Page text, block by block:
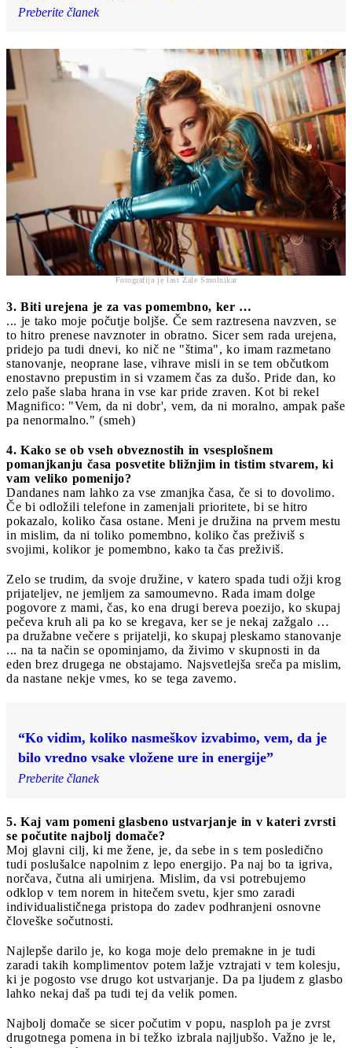
Preberite članek
Fotografija je last Zale Smolnikar
3. Biti urejena je za vas pomembno, ker …
... je tako moje počutje boljše. Če sem raztresena navzven, se
to hitro prenese navznoter in obratno. Sicer sem rada urejena,
pridejo pa tudi dnevi, ko nič ne "štima", ko imam razmetano
stanovanje, neoprane lase, vihrave misli in se tem občutkom
enostavno prepustim in si vzamem čas za dušo. Pride dan, ko
zelo paše slaba hrana in vse kar pride zraven. Kot bi rekel
Magnifico: "Vem, da ni dobr', vem, da ni moralno, ampak paše
pa nenormalno." (smeh)
4. Kako se ob vseh obveznostih in vsesplošnem
pomanjkanju časa posvetite bližnjim in tistim stvarem, ki
vam veliko pomenijo?
Dandanes nam lahko za vse zmanjka časa, če si to dovolimo.
Če bi odložili telefone in zamenjali prioritete, bi se hitro
pokazalo, koliko časa ostane. Meni je družina na prvem mestu
in mislim, da ni toliko pomembno, koliko čas preživiš s
svojimi, kolikor je pomembno, kako ta čas preživiš.
Zelo se trudim, da svoje družine, v katero spada tudi ožji krog
prijateljev, ne jemljem za samoumevno. Rada imam dolge
pogovore z mami, čas, ko ena drugi bereva poezijo, ko skupaj
pečeva kruh ali pa ko se kregava, ker se je nekaj zažgalo …
pa družabne večere s prijatelji, ko skupaj pleskamo stanovanje
... na ta način se opominjamo, da živimo v skupnosti in da
eden brez drugega ne obstajamo. Najsvetlejša sreča pa mislim,
da nastane nekje vmes, ko se tega zavemo.
“Ko vidim, koliko nasmeškov izvabimo, vem, da je
bilo vredno vsake vložene ure in energije”
Preberite članek
5. Kaj vam pomeni glasbeno ustvarjanje in v kateri zvrsti
se počutite najbolj domače?
Moj glavni cilj, ki me žene, je, da sebe in s tem posledično
tudi poslušalce napolnim z lepo energijo. Pa naj bo ta igriva,
norčava, čutna ali umirjena. Mislim, da vsi potrebujemo
odklop v tem norem in hitečem svetu, kjer smo zaradi
individualističnega pristopa do zadev podhranjeni osnovne
človeške sočutnosti.
Najlepše darilo je, ko koga moje delo premakne in je tudi
zaradi takih komplimentov potem lažje vztrajati v tem kolesju,
ki je pogosto vse drugo kot ustvarjanje. Da pa ljudem z glasbo
lahko nekaj daš pa tudi tej da velik pomen.
Najbolj domače se sicer počutim v popu, nasploh pa je zvrst
drugotnega pomena in bi težko izbrala najljubšo. Važno je le,